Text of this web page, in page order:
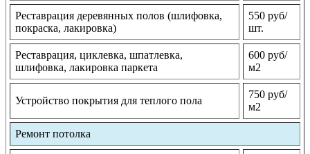
Реставрация деревянных полов (шлифовка,
покраска, лакировка)
550 руб/
шт.
Реставрация, циклевка, шпатлевка,
шлифовка, лакировка паркета
600 руб/
м2
Устройство покрытия для теплого пола
750 руб/
м2
Ремонт потолка